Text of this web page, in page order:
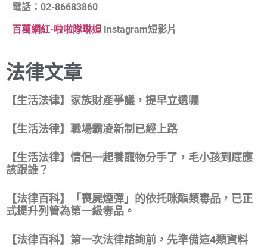
電話：02-86683860
百萬網紅-啦啦隊琳妲 Instagram短影片
法律文章
【生活法律】家族財產爭議，提早立遺囑
【生活法律】職場霸凌新制已經上路
【生活法律】情侶一起養寵物分手了，毛小孩到底應
該跟誰？
【法律百科】「喪屍煙彈」的依托咪酯類毒品，已正
式提升列管為第一級毒品。
【法律百科】第一次法律諮詢前，先準備這4類資料